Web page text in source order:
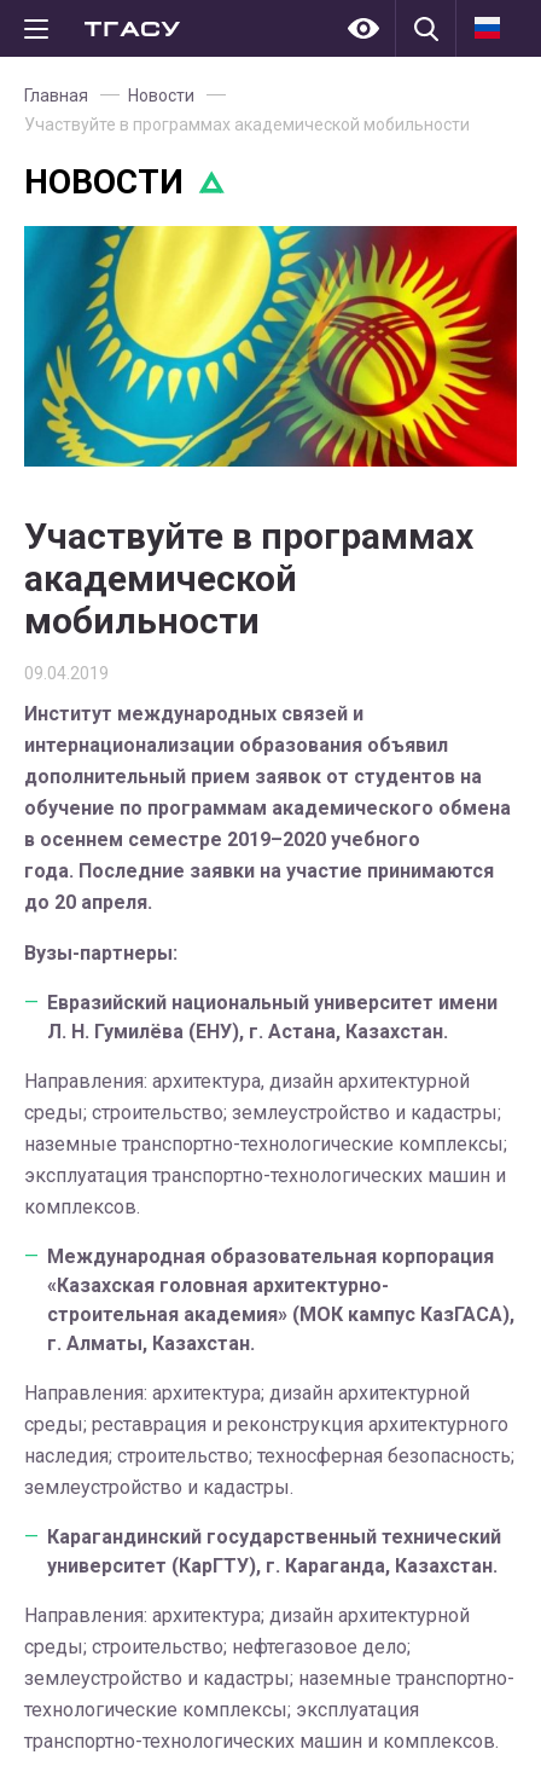
Главная
Новости
Участвуйте в программах академической мобильности
НОВОСТИ
Участвуйте в программах
академической
мобильности
09.04.2019
Институт международных связей и
интернационализации образования объявил
дополнительный прием заявок от студентов на
обучение по программам академического обмена
в осеннем семестре 2019–2020 учебного
года. Последние заявки на участие принимаются
до 20 апреля.
Вузы-партнеры:
Евразийский национальный университет имени
Л. Н. Гумилёва (ЕНУ), г. Астана, Казахстан.
Направления: архитектура, дизайн архитектурной
среды; строительство; землеустройство и кадастры;
наземные транспортно-технологические комплексы;
эксплуатация транспортно-технологических машин и
комплексов.
Международная образовательная корпорация
«Казахская головная архитектурно-
строительная академия» (МОК кампус КазГАСА),
г. Алматы, Казахстан.
Направления: архитектура; дизайн архитектурной
среды; реставрация и реконструкция архитектурного
наследия; строительство; техносферная безопасность;
землеустройство и кадастры.
Карагандинский государственный технический
университет (КарГТУ), г. Караганда, Казахстан.
Направления: архитектура; дизайн архитектурной
среды; строительство; нефтегазовое дело;
землеустройство и кадастры; наземные транспортно-
технологические комплексы; эксплуатация
транспортно-технологических машин и комплексов.